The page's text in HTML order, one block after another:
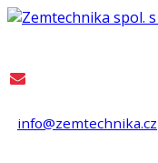
info@zemtechnika.cz